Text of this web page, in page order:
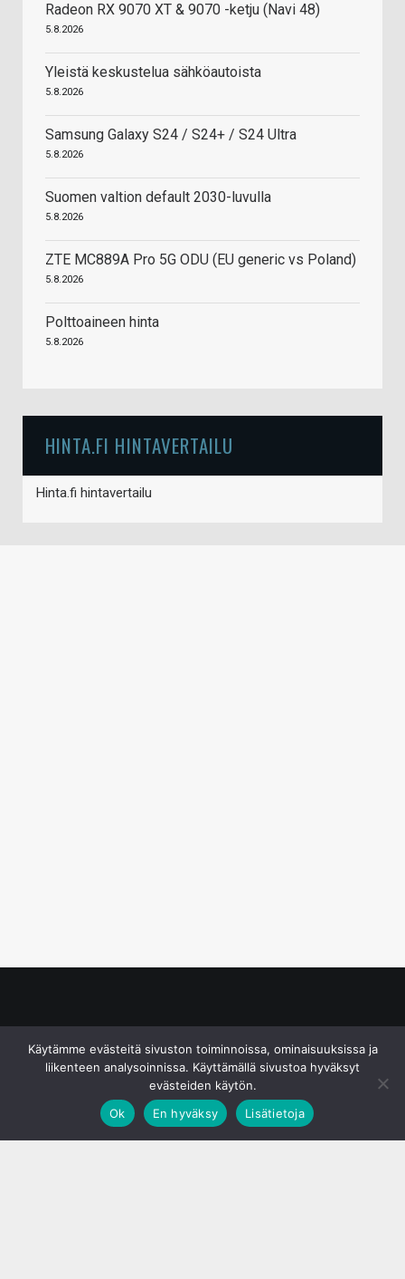
Radeon RX 9070 XT & 9070 -ketju (Navi 48)
5.8.2026
Yleistä keskustelua sähköautoista
5.8.2026
Samsung Galaxy S24 / S24+ / S24 Ultra
5.8.2026
Suomen valtion default 2030-luvulla
5.8.2026
ZTE MC889A Pro 5G ODU (EU generic vs Poland)
5.8.2026
Polttoaineen hinta
5.8.2026
HINTA.FI HINTAVERTAILU
Hinta.fi hintavertailu
Käytämme evästeitä sivuston toiminnoissa, ominaisuuksissa ja
liikenteen analysoinnissa. Käyttämällä sivustoa hyväksyt
evästeiden käytön.
Ok
En hyväksy Lisätietoja